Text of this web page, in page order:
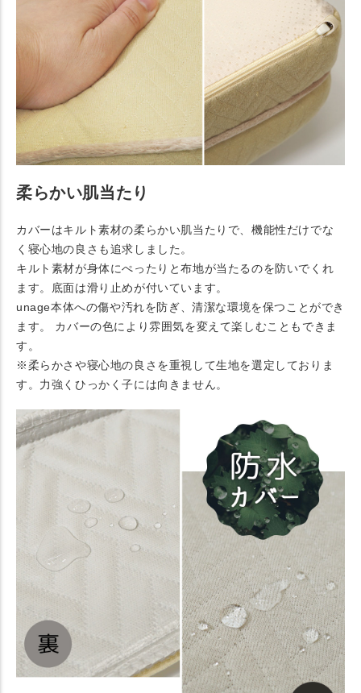
柔らかい肌当たり
カバーはキルト素材の柔らかい肌当たりで、機能性だけでな
く寝心地の良さも追求しました。
キルト素材が身体にぺったりと布地が当たるのを防いでくれ
ます。底面は滑り止めが付いています。
unage本体への傷や汚れを防ぎ、清潔な環境を保つことができ
ます。 カバーの色により雰囲気を変えて楽しむこともできま
す。
※柔らかさや寝心地の良さを重視して生地を選定しておりま
す。力強くひっかく子には向きません。